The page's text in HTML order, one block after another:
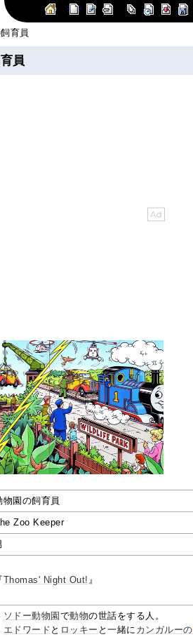
育員
員
物園の飼育員
Zoo Keeper
Thomas' Night Out! 』
ソドー動物園で動物の世話をする人。
エドワード と ロッキー と一緒に カンガルーの